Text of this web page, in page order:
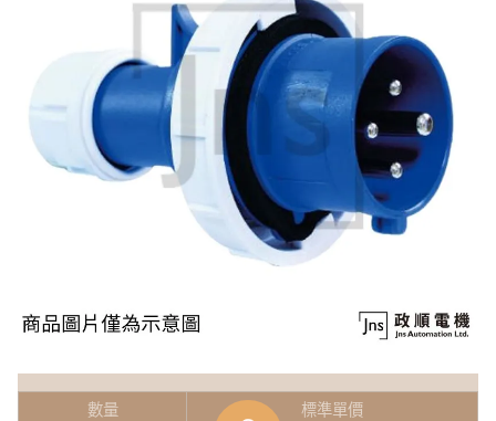
數量
標準單價